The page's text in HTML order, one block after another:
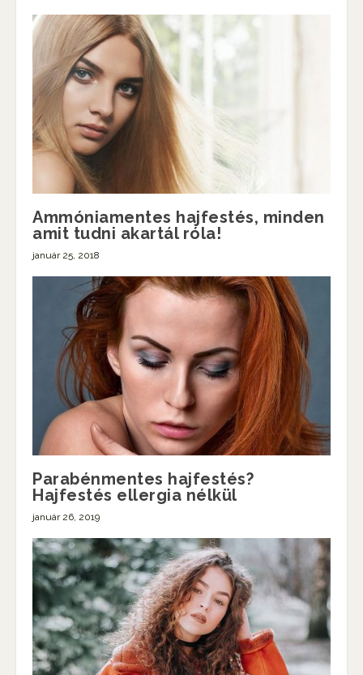
Ammóniamentes hajfestés, minden
amit tudni akartál róla!
január 25, 2018
Parabénmentes hajfestés?
Hajfestés ellergia nélkül
január 26, 2019